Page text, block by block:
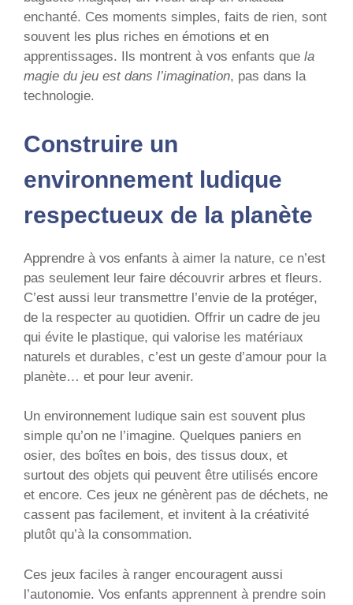
enchanté. Ces moments simples, faits de rien, sont
souvent les plus riches en émotions et en
apprentissages. Ils montrent à vos enfants que la
magie du jeu est dans l’imagination, pas dans la
technologie.
Construire un
environnement ludique
respectueux de la planète
Apprendre à vos enfants à aimer la nature, ce n’est
pas seulement leur faire découvrir arbres et fleurs.
C’est aussi leur transmettre l’envie de la protéger,
de la respecter au quotidien. Offrir un cadre de jeu
qui évite le plastique, qui valorise les matériaux
naturels et durables, c’est un geste d’amour pour la
planète… et pour leur avenir.
Un environnement ludique sain est souvent plus
simple qu’on ne l’imagine. Quelques paniers en
osier, des boîtes en bois, des tissus doux, et
surtout des objets qui peuvent être utilisés encore
et encore. Ces jeux ne génèrent pas de déchets, ne
cassent pas facilement, et invitent à la créativité
plutôt qu’à la consommation.
Ces jeux faciles à ranger encouragent aussi
l’autonomie. Vos enfants apprennent à prendre soin